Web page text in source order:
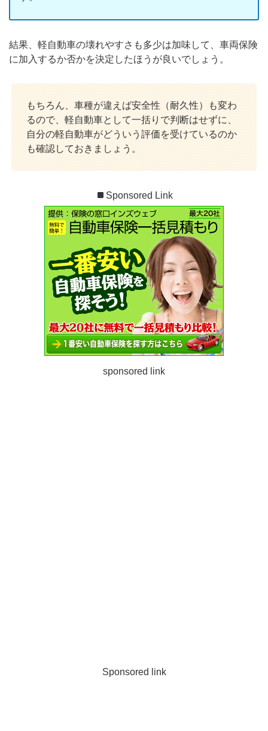
結果、軽自動車の壊れやすさも多少は加味して、車両保険
に加入するか否かを決定したほうが良いでしょう。
もちろん、車種が違えば安全性（耐久性）も変わ
るので、軽自動車として一括りで判断はせずに、
自分の軽自動車がどういう評価を受けているのか
も確認しておきましょう。
Sponsored Link
sponsored link
Sponsored link